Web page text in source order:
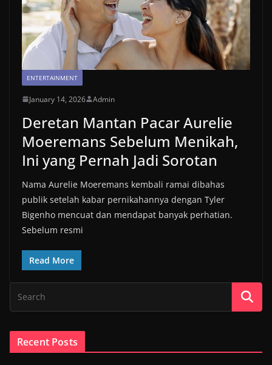
ENTERTAINMENT
January 14, 2026 Admin
Deretan Mantan Pacar Aurelie
Moeremans Sebelum Menikah,
Ini yang Pernah Jadi Sorotan
Nama Aurelie Moeremans kembali ramai dibahas
publik setelah kabar pernikahannya dengan Tyler
Bigenho mencuat dan mendapat banyak perhatian.
Sebelum resmi
Read More
Recent Posts